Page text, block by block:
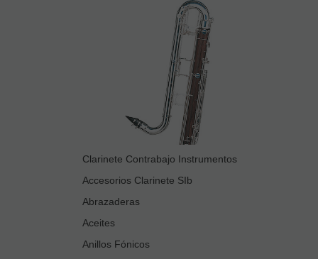
Clarinete Contrabajo Instrumentos
Accesorios Clarinete SIb
Abrazaderas
Aceites
Anillos Fónicos